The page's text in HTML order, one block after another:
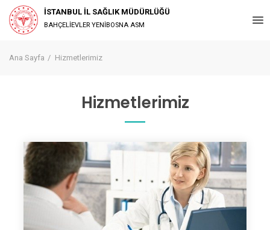
İSTANBUL İL SAĞLIK MÜDÜRLÜĞÜ
BAHÇELİEVLER YENİBOSNA ASM
Ana Sayfa Hizmetlerimiz
Hizmetlerimiz